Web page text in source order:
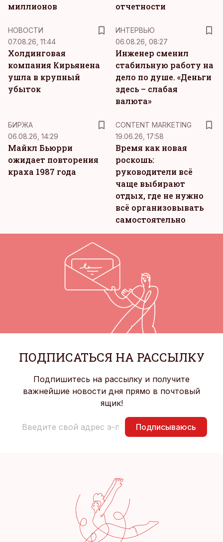
миллионов
отчетности
НОВОСТИ
07.08.26, 11:44
Холдинговая
компания Кирьянена
ушла в крупный
убыток
ИНТЕРВЬЮ
06.08.26, 08:27
Инженер сменил
стабильную работу на
дело по душе. «Деньги
здесь – слабая
валюта»
БИРЖА
06.08.26, 14:29
Майкл Бьюрри
ожидает повторения
краха 1987 года
CONTENT MARKETING
19.06.26, 17:58
Время как новая
роскошь:
руководители всё
чаще выбирают
отдых, где не нужно
всё организовывать
самостоятельно
ПОДПИСАТЬСЯ НА РАССЫЛКУ
Подпишитесь на рассылку и получите
важнейшие новости дня прямо в почтовый
ящик!
Подписываюсь